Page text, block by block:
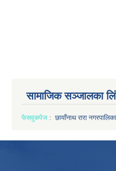
सामाजिक सञ्जालका
फेसवुकपेज : छायाँनाथ रारा